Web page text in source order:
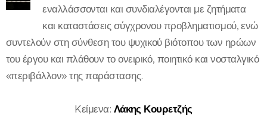
εναλλάσσονται και συνδιαλέγονται με ζητήματα
και καταστάσεις σύγχρονου προβληματισμού, ενώ
συντελούν στη σύνθεση του ψυχικού βιότοπου των ηρώων
του έργου και πλάθουν το ονειρικό, ποιητικό και νοσταλγικό
«περιβάλλον» της παράστασης.
Kείμενα: Λάκης Κουρετζής